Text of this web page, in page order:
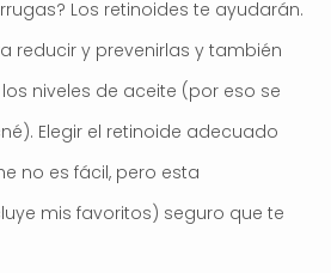
Los retinoides te ayudarán.
reducir y prevenirlas y también
niveles de aceite (por eso se
Elegir el retinoide adecuado
no es fácil, pero esta
mis favoritos) seguro que te